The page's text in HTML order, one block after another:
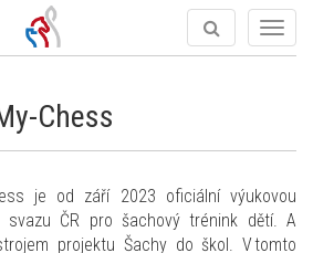
Chess
je od září 2023 oficiální výukovou
svazu ČR pro šachový trénink dětí. A
projektu Šachy do škol. V tomto